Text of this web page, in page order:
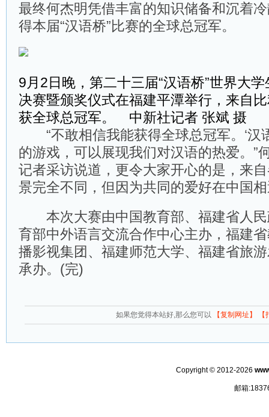
最终何杰明凭借丰富的知识储备和沉着
得本届“汉语桥”比赛的全球总冠军。
9月2日晚，第二十三届“汉语桥”世界大
决赛暨颁奖仪式在福建平潭举行，来自
获全球总冠军。 中新社记者 张斌 摄
“不敢相信我能获得全球总冠军。‘汉
的游戏，可以展现我们对汉语的热爱。”
记者采访说道，更令大家开心的是，来
景完全不同，但因为共同的爱好在中国
本次大赛由中国教育部、福建省人民
育部中外语言交流合作中心主办，福建
播影视集团、福建师范大学、福建省旅
承办。(完)
如果您觉得本站好,那么您可以 【复制网址】
Copyright © 2012-2026
邮箱